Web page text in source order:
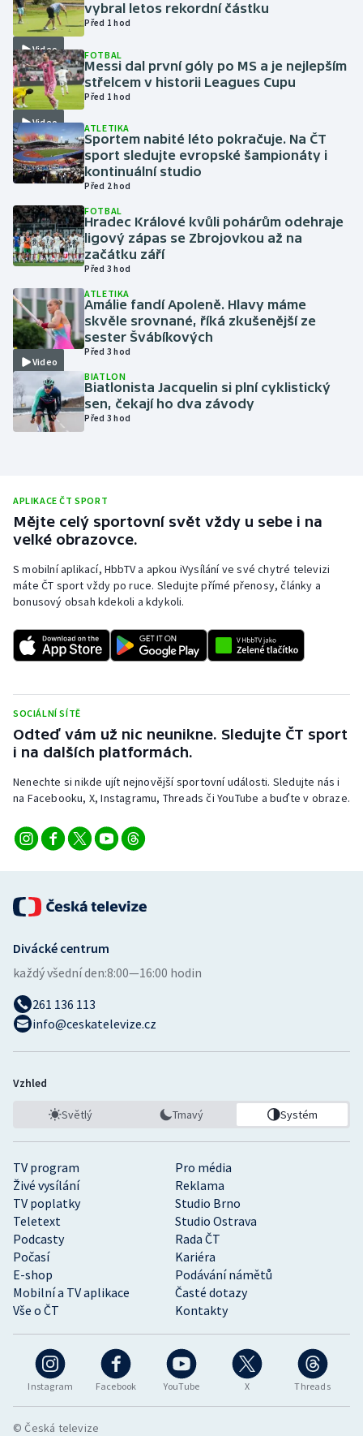
Gymnastika
Házená
Jezdectví
Judo
Krasobruslení
Lezení
Lyže a snowboard
Moderní pětiboj
Motorsport
Olympijské hry
Parasport
Ragby
Rychlobruslení
Rychlostní kanoistika
Short track
Stolní tenis
Triatlon
Veslování
Vodní slalom
Volejbal
Ostatní
Video
vybral letos rekordní částku
Před 1 hod
Video
FOTBAL
Messi dal první góly po MS a je nejlepším
střelcem v historii Leagues Cupu
Před 1 hod
ATLETIKA
Sportem nabité léto pokračuje. Na ČT
sport sledujte evropské šampionáty i
kontinuální studio
Před 2 hod
FOTBAL
Hradec Králové kvůli pohárům odehraje
ligový zápas se Zbrojovkou až na
začátku září
Před 3 hod
Video
ATLETIKA
Amálie fandí Apoleně. Hlavy máme
skvěle srovnané, říká zkušenější ze
sester Švábíkových
Před 3 hod
BIATLON
Biatlonista Jacquelin si plní cyklistický
sen, čekají ho dva závody
Před 3 hod
APLIKACE ČT SPORT
Mějte celý sportovní svět vždy u sebe i na
velké obrazovce.
S mobilní aplikací, HbbTV a apkou iVysílání ve své chytré televizi
máte ČT sport vždy po ruce. Sledujte přímé přenosy, články a
bonusový obsah kdekoli a kdykoli.
SOCIÁLNÍ SÍTĚ
Odteď vám už nic neunikne. Sledujte ČT sport
i na dalších platformách.
Nenechte si nikde ujít nejnovější sportovní události. Sledujte nás i
na Facebooku, X, Instagramu, Threads či YouTube a buďte v obraze.
Instagram Facebook YouTube X Threads
TV program
Pro média
Živé vysílání
Reklama
TV poplatky
Studio Brno
Teletext
Studio Ostrava
Podcasty
Rada ČT
Počasí
Kariéra
E-shop
Podávání námětů
Mobilní a TV aplikace
Časté dotazy
Vše o ČT
Kontakty
Divácké centrum
každý všední den:8:00—16:00 hodin
261 136 113
info@ceskatelevize.cz
Vzhled
Světlý Tmavý Systém
© Česká televize